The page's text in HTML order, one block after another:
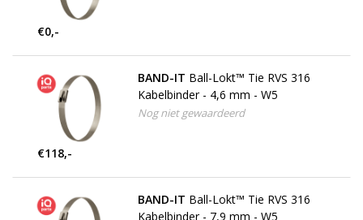
€0,-
BAND-IT Ball-Lokt™ Tie RVS 316
Kabelbinder - 4,6 mm - W5
Nog niet gewaardeerd
€118,-
BAND-IT Ball-Lokt™ Tie RVS 316
Kabelbinder - 7,9 mm - W5